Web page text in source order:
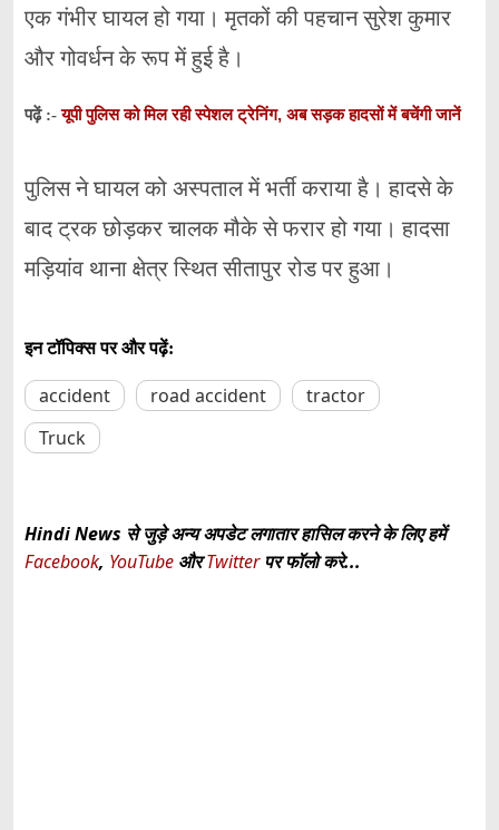
एक गंभीर घायल हो गया। मृतकों की पहचान सुरेश कुमार
और गोवर्धन के रूप में हुई है।
पढ़ें :-यूपी पुलिस को मिल रही स्पेशल ट्रेनिंग, अब सड़क हादसों में बचेंगी जानें
पुलिस ने घायल को अस्पताल में भर्ती कराया है। हादसे के
बाद ट्रक छोड़कर चालक मौके से फरार हो गया। हादसा
मड़ियांव थाना क्षेत्र स्थित सीतापुर रोड पर हुआ।
इन टॉपिक्स पर और पढ़ें:
accident road accident
tractor
Truck
Hindi News से जुड़े अन्य अपडेट लगातार हासिल करने के लिए हमें
Facebook, YouTube औरTwitterपर फॉलो करे...